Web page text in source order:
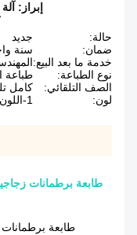
إبراز:
حالة:
جديد
ضمان:
سنة
خدمة ما بعد البيع:
نوع الطباعة:
طباعة
الصف التلقائي:
كامل
لون:
1-اللون
طابعة برطمانات
طابعة برطمانات